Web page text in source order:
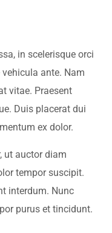
in scelerisque orci
ante. Nam
vitae. Praesent
Duis placerat dui
ex dolor.
ut auctor diam
tempor suscipit.
interdum. Nunc
purus et tincidunt.